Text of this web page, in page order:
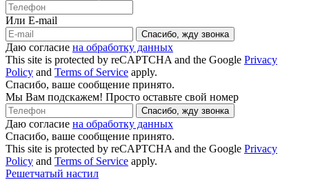
Или E-mail
Спасибо, жду звонка
Даю согласие на обработку данных
This site is protected by reCAPTCHA and the Google Privacy
Policy and Terms of Service apply.
Спасибо, ваше сообщение принято.
Мы Вам подскажем! Просто оставьте свой номер
Спасибо, жду звонка
Даю согласие на обработку данных
Спасибо, ваше сообщение принято.
This site is protected by reCAPTCHA and the Google Privacy
Policy and Terms of Service apply.
Решетчатый настил